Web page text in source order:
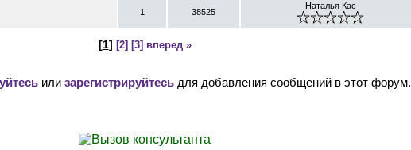
1 38525
Наталья Кас
[1] [2] [3] вперед »
или зарегистрируйтесьдля добавления сообщений в этот форум.